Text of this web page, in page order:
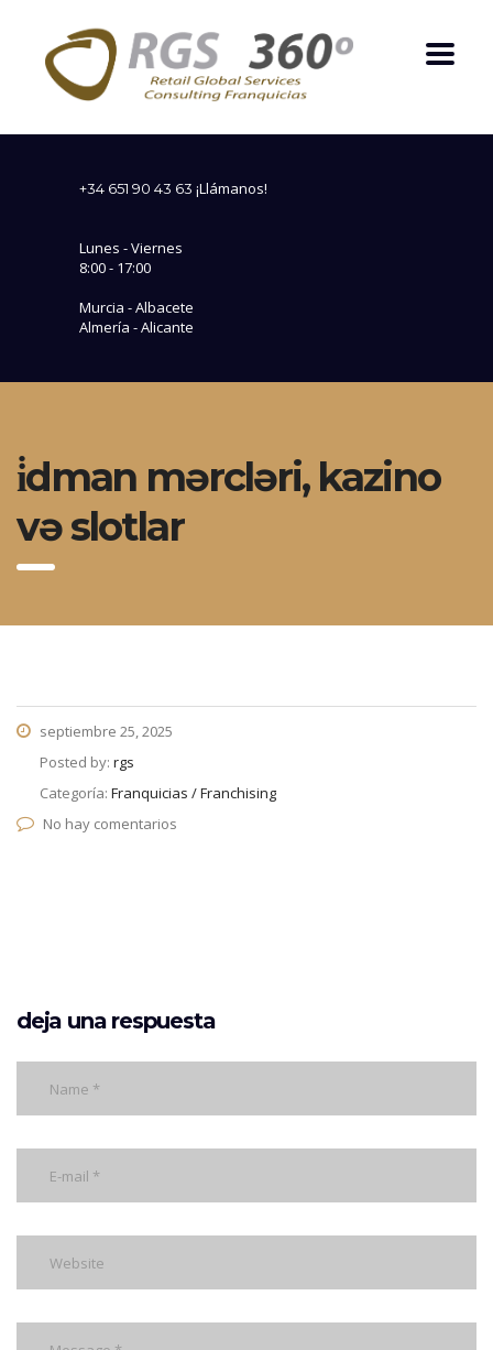
+34 651 90 43 63 ¡Llámanos!
Lunes - Viernes
8:00 - 17:00
Murcia - Albacete
Almería - Alicante
i̇dman mərcləri, kazino
və slotlar
septiembre 25, 2025
Posted by: rgs
Categoría: Franquicias / Franchising
No hay comentarios
deja una respuesta